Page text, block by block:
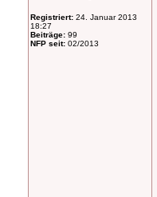
Registriert: 24. Januar 2013
18:27
Beiträge: 99
NFP seit: 02/2013